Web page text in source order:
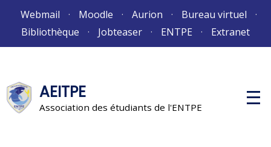
Webmail Moodle Aurion
Bureau virtuel
Bibliothèque
Jobteaser ENTPE Extranet
AEITPE
Association des étudiants de l'ENTPE
M
e